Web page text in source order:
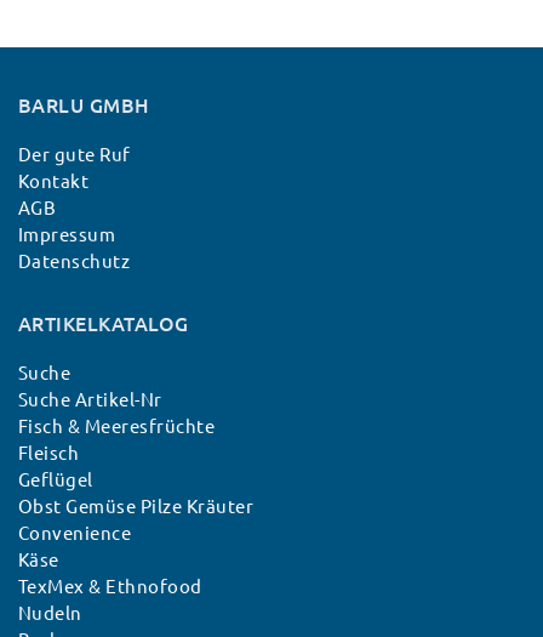
BARLU GMBH
Der gute Ruf
Kontakt
AGB
Impressum
Datenschutz
ARTIKELKATALOG
Suche
Suche Artikel-Nr
Fisch & Meeresfrüchte
Fleisch
Geflügel
Obst Gemüse Pilze Kräuter
Convenience
Käse
TexMex & Ethnofood
Nudeln